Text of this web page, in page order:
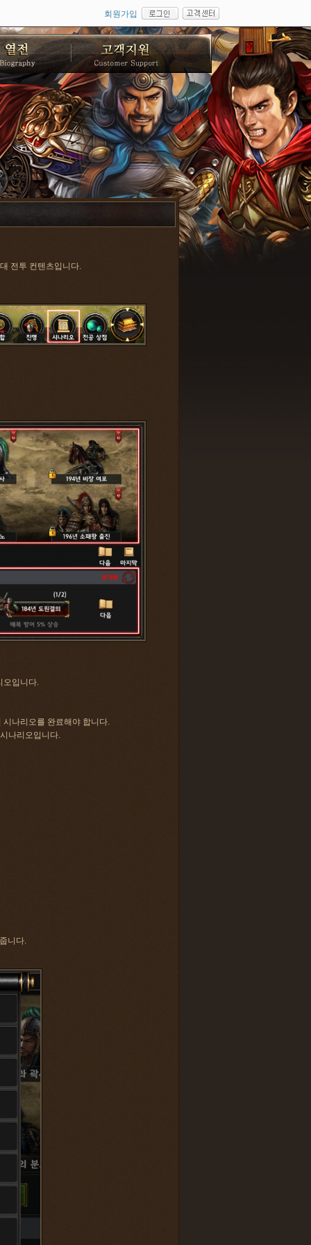
회원가입
전투 컨텐츠입니다.
입니다.
나리오를 완료해야 합니다.
나리오입니다.
니다.